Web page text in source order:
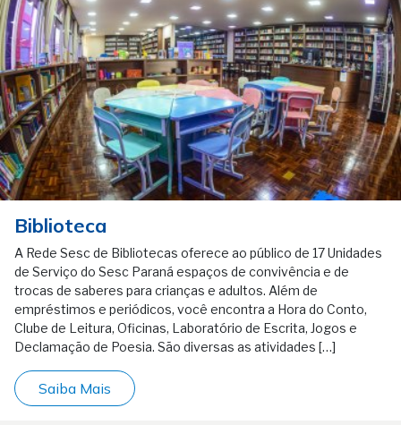
Biblioteca
A Rede Sesc de Bibliotecas oferece ao público de 17 Unidades
de Serviço do Sesc Paraná espaços de convivência e de
trocas de saberes para crianças e adultos. Além de
empréstimos e periódicos, você encontra a Hora do Conto,
Clube de Leitura, Oficinas, Laboratório de Escrita, Jogos e
Declamação de Poesia. São diversas as atividades […]
Saiba Mais